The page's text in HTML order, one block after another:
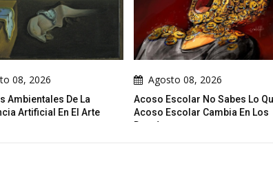
Agosto 08, 2026
Acoso Escolar No Sabes Lo Que El
Acoso Escolar Cambia En Los
Agosto 08, 2026
Atrapados En El